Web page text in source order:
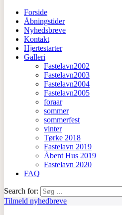
Forside
Åbningstider
Nyhedsbreve
Kontakt
Hjertestarter
Galleri
Fastelavn2002
Fastelavn2003
Fastelavn2004
Fastelavn2005
foraar
sommer
sommerfest
vinter
Tørke 2018
Fastelavn 2019
Åbent Hus 2019
Fastelavn 2020
FAQ
Search for:
Tilmeld nyhedbreve